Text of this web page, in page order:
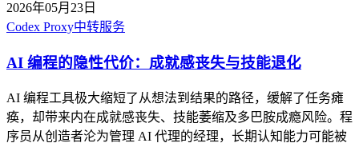
2026年05月23日
Codex Proxy中转服务
AI 编程的隐性代价：成就感丧失与技能退化
AI 编程工具极大缩短了从想法到结果的路径，缓解了任务瘫
痪，却带来内在成就感丧失、技能萎缩及多巴胺成瘾风险。程
序员从创造者沦为管理 AI 代理的经理，长期认知能力可能被